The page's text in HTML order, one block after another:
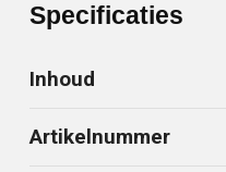
Specificaties
Inhoud
Artikelnummer